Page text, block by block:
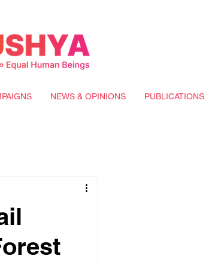
NEWS & OPINIONS PUBLICATIONS